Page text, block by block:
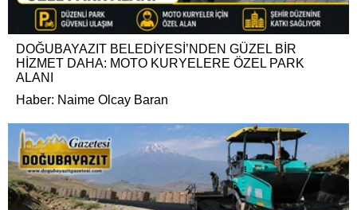
DOĞUBAYAZIT BELEDİYESİ’NDEN GÜZEL BİR
HİZMET DAHA: MOTO KURYELERE ÖZEL PARK
ALANI
Haber: Naime Olcay Baran